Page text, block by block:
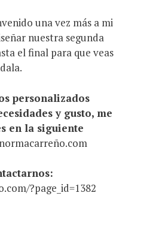
una vez más a mi
nuestra segunda
el final para que veas
personalizados
y gusto, me
en la siguiente
?page_id=1382